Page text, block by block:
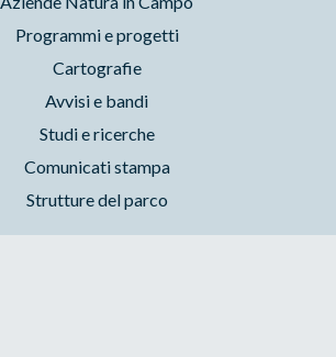
Programmi e progetti
Cartografie
Avvisi e bandi
Studi e ricerche
Comunicati stampa
Strutture del parco